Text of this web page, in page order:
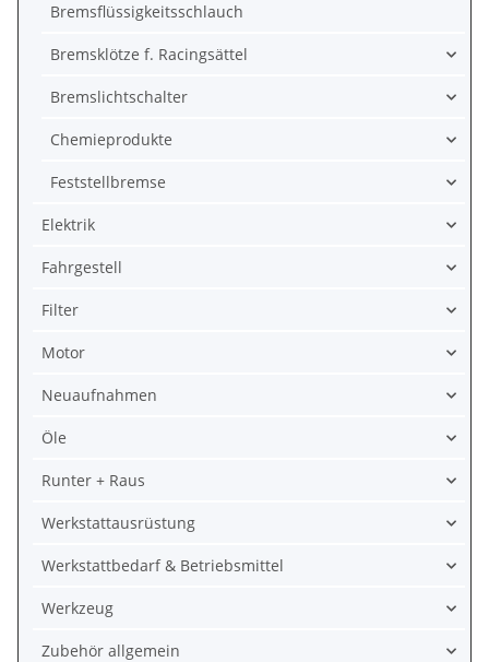
Bremsflüssigkeitsschlauch
Bremsklötze f. Racingsättel
Bremslichtschalter
Chemieprodukte
Feststellbremse
Elektrik
Fahrgestell
Filter
Motor
Neuaufnahmen
Öle
Runter + Raus
Werkstattausrüstung
Werkstattbedarf & Betriebsmittel
Werkzeug
Zubehör allgemein